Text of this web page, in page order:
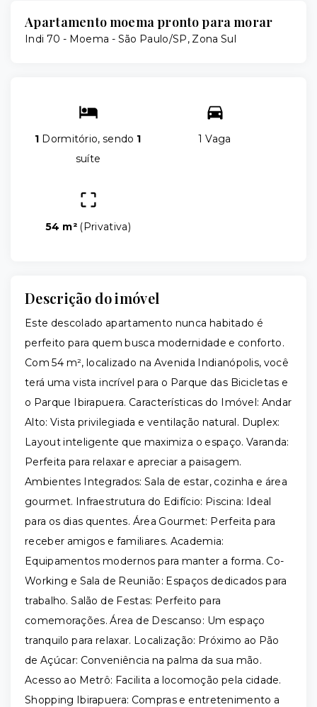
Apartamento moema pronto para morar
Indi 70 - Moema - São Paulo/SP, Zona Sul
1 Dormitório, sendo 1
suíte
1 Vaga
54 m² (Privativa)
Descrição do imóvel
Este descolado apartamento nunca habitado é
perfeito para quem busca modernidade e conforto.
Com 54 m², localizado na Avenida Indianópolis, você
terá uma vista incrível para o Parque das Bicicletas e
o Parque Ibirapuera. Características do Imóvel: Andar
Alto: Vista privilegiada e ventilação natural. Duplex:
Layout inteligente que maximiza o espaço. Varanda:
Perfeita para relaxar e apreciar a paisagem.
Ambientes Integrados: Sala de estar, cozinha e área
gourmet. Infraestrutura do Edifício: Piscina: Ideal
para os dias quentes. Área Gourmet: Perfeita para
receber amigos e familiares. Academia:
Equipamentos modernos para manter a forma. Co-
Working e Sala de Reunião: Espaços dedicados para
trabalho. Salão de Festas: Perfeito para
comemorações. Área de Descanso: Um espaço
tranquilo para relaxar. Localização: Próximo ao Pão
de Açúcar: Conveniência na palma da sua mão.
Acesso ao Metrô: Facilita a locomoção pela cidade.
Shopping Ibirapuera: Compras e entretenimento a